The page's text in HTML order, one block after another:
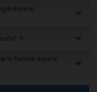
dans un
?!
la flamme dans le